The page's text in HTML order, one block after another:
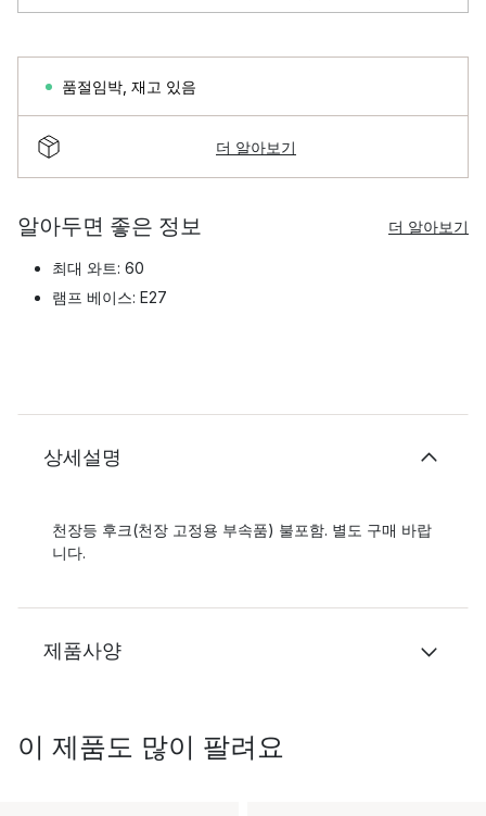
품절임박 재고 있음
더 알아보기
알아두면 좋은 정보 더 알아보기
최대 와트: 60
램프 베이스: E27
상세설명
천장등 후크(천장 고정용 부속품) 불포함. 별도 구매 바랍
니다.
제품사양
이 제품도 많이 팔려요